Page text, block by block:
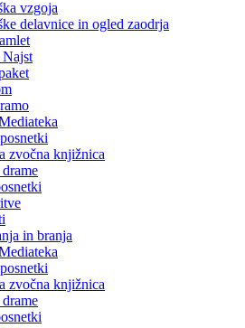
vzgoja
delavnice in ogled zaodrja
Najst
zvočna knjižnica
in branja
zvočna knjižnica